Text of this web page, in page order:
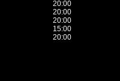
20:00
20:00
20:00
15:00
20:00